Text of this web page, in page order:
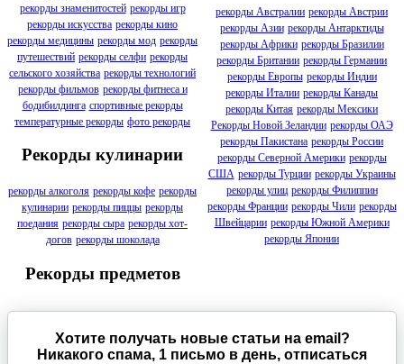
рекорды знаменитостей рекорды игр
рекорды искусства рекорды кино
рекорды медицины рекорды мод рекорды
путешествий рекорды селфи рекорды
сельского хозяйства рекорды технологий
рекорды фильмов рекорды фитнеса и
бодибилдинга спортивные рекорды
температурные рекорды фото рекорды
Рекорды кулинарии
рекорды алкоголя рекорды кофе рекорды
кулинарии рекорды пиццы рекорды
поедания рекорды сыра рекорды хот-
догов рекорды шоколада
Рекорды предметов
рекорды Австралии рекорды Австрии
рекорды Азии рекорды Антарктиды
рекорды Африки рекорды Бразилии
рекорды Британии рекорды Германии
рекорды Европы рекорды Индии
рекорды Италии рекорды Канады
рекорды Китая рекорды Мексики
Рекорды Новой Зеландии рекорды ОАЭ
рекорды Пакистана рекорды России
рекорды Северной Америки рекорды
США рекорды Турции рекорды Украины
рекорды улиц рекорды Филиппин
рекорды Франции рекорды Чили рекорды
Швейцарии рекорды Южной Америки
рекорды Японии
Хотите получать новые статьи на email?
Никакого спама, 1 письмо в день, отписаться